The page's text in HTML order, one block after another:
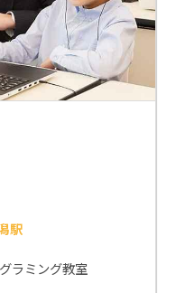
駅
ラミング教室